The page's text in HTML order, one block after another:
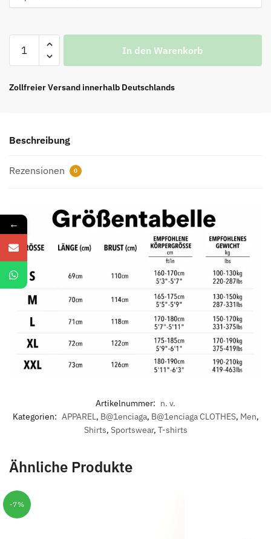
Rundhals-
Shirt
In den Warenkorb
Zollfreier Versand innerhalb Deutschlands
Beschreibung
Rezensionen 0
Artikelnummer: n. v.
Kategorien: APPAREL, B@1enciaga, B@1enciaga CLOTHES, Men,
Shirts, Sportswear, T-shirts
Ähnliche Produkte
-7%
←